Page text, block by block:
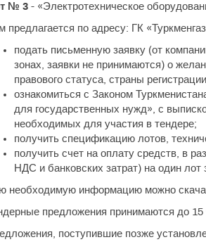
№ 3 - «Электротехническое
предлагается по адресу: ГК
подать письменную заявку (от
зонах, заявки не принимаются) о
правового статуса, страны
ознакомиться с Законом
для государственных нужд», с
необходимых для участия в тендере;
получить спецификацию лотов,
получить счет на оплату средств, в
НДС и банковских затрат) на один лот
необходимую информацию можно
предложения принимаются до 15
поступившие позже